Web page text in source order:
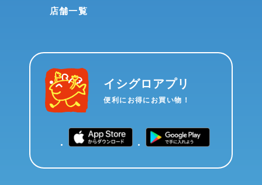
店舗一覧
イシグロアプリ
便利にお得にお買い物！